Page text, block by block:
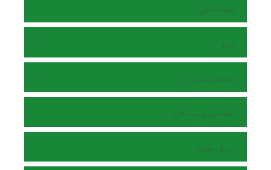
صفحه اصلی
مرور
اطلاعات نشریه
راهنمای نویسندگان
ارسال مقاله